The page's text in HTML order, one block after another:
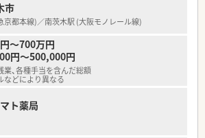
市
京都本線)／南茨木駅 (大阪モノレール線)
～700万円
円～500,000円
業、各種手当を含んだ総額
などにより異なる
ト薬局